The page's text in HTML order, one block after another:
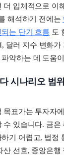
더 입체적으로 이
해석하기 전에는
는 단기 흐름 도
달러 지수 변화가
악하는 데 도움
시나리오 범
목표가는 투자자
수 있습니다. 금은
기 어렵고, 법정
산 선호, 중앙은행